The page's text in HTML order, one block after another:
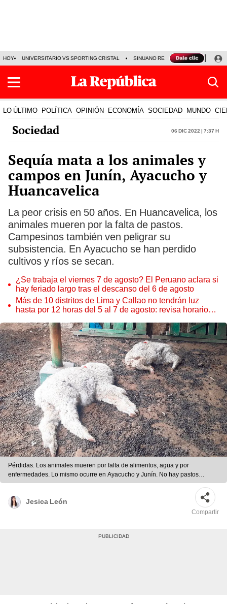
HOY UNIVERSITARIO VS SPORTING CRISTAL SINUANO RESULTADOS HOY
LO ÚLTIMO POLÍTICA OPINIÓN ECONOMÍA SOCIEDAD MUNDO
Sociedad 06 Dic 2022 | 7:37 h
Sequía mata a los animales y
campos en Junín, Ayacucho y
Huancavelica
La peor crisis en 50 años. En Huancavelica, los
animales mueren por la falta de pastos.
Campesinos también ven peligrar su
subsistencia. En Ayacucho se han perdido
cultivos y ríos se secan.
¿Se trabaja el viernes 7 de agosto? El Peruano aclara si
hay feriado largo tras el descanso del 6 de agosto
Más de 10 distritos de Lima y Callao no tendrán luz
hasta por 12 horas del 5 al 7 de agosto: revisa horarios y
Pérdidas. Los animales mueren por falta de alimentos, agua y por
enfermedades. Lo mismo ocurre en Ayacucho y Junín. No hay pastos
debido a la sequía.
Jesica León
Compartir